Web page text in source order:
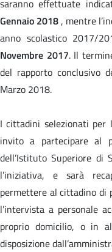
saranno effettuate
Gennaio 2018 , mentre
anno scolastico 2017/
Novembre 2017. Il
del rapporto conclusivo
Marzo 2018.
I cittadini selezionati per
invito a partecipare al
dell’Istituto Superiore di
l’iniziativa, e sarà
permettere al cittadino di
l’intervista a personale
proprio domicilio, o in
disposizione